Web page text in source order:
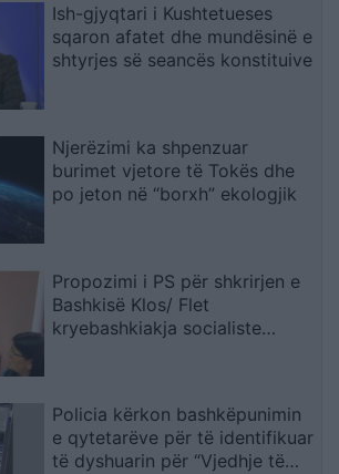
Ish-gjyqtari i Kushtetueses
sqaron afatet dhe mundësinë e
shtyrjes së seancës konstituive
Njerëzimi ka shpenzuar
burimet vjetore të Tokës dhe
po jeton në “borxh” ekologjik
Propozimi i PS për shkrirjen e
Bashkisë Klos/ Flet
kryebashkiakja socialiste
janë kundër, unë jam me ta
(VIDEO)
Policia kërkon bashkëpunimin
e qytetarëve për të identifikuar
të dyshuarin për “Vjedhje të